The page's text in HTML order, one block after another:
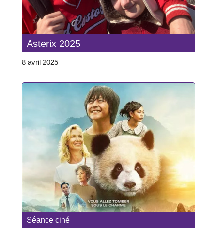
Asterix 2025
8 avril 2025
Séance ciné